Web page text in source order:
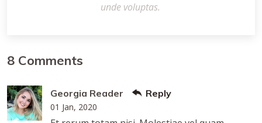
unde voluptas.
8 Comments
Georgia Reader Reply
01 Jan, 2020